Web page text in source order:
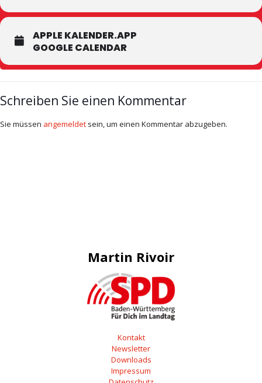
APPLE KALENDER.APP
GOOGLE CALENDAR
Schreiben Sie einen Kommentar
Sie müssen angemeldet sein, um einen Kommentar abzugeben.
Martin Rivoir
Kontakt
Newsletter
Downloads
Impressum